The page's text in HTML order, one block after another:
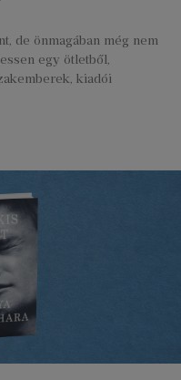
de önmagában még nem
egy ötletből,
kiadói